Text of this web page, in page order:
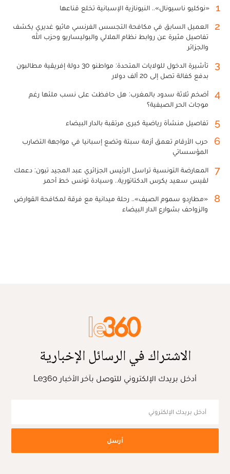
1 «نوكليو ناسيونال».. النيونازية الإسبانية تخلع قناعها
2
العميل السابق في مكافحة التجسس الفرنسي ماثيو غديري يكشف
تفاصيل مثيرة عن روابط نظام الملالي والبوليساريو وحزب الله
والجزائر
3
تأشيرة الدخول للولايات المتحدة: مواطنو 30 دولة إفريقية مطالبون
بدفع كفالة تصل إلى 20 ألف دولار
4
أضخم ثلاثة سدود بالمغرب: هل حافظت على نسب ملئها رغم
موجات الحر الصيفية؟
5 تفاصيل منشأة رياضية كبرى مرتقبة بالدار البيضاء
6
حرب الأرقام تعمق أزمة سبتة وتضع إسبانيا في مواجهة التضارب
المؤسساتي
7
المعارضة التونسية تراسل الرئيس الجزائري عبد المجيد تبون: دعمك
لقيس سعيد يكرس الدكتاتورية.. وسيادة تونس خط أحمر
8
«مطارِدو سموم الصيف».. رحلة ميدانية مع فرقة لمكافحة القوارض
والزواحف بشوارع الدار البيضاء
الاشتراك في الرسائل الإخبارية
أدخل بريدك الإلكتروني للتوصل بآخر الأخبار Le360
أرسل